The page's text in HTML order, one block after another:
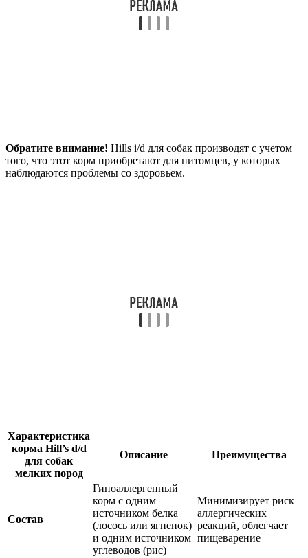
Обратите внимание! Hills i/d для собак производят с учетом
того, что этот корм приобретают для питомцев, у которых
наблюдаются проблемы со здоровьем.
Характеристика
корма Hill’s d/d
для собак
мелких пород
Описание Преимущества
Состав
Гипоаллергенный
корм с одним
источником белка
(лосось или ягненок)
и одним источником
углеводов (рис)
Минимизирует риск
аллергических
реакций, облегчает
пищеварение